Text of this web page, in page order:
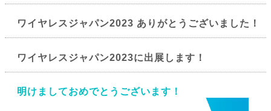
ワイヤレスジャパン2023 ありがとうございました！
ワイヤレスジャパン2023に出展します！
明けましておめでとうございます！